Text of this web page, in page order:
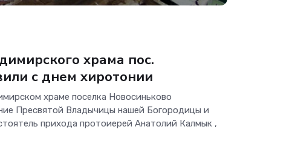
храма пос.
с днем хиротонии
храме поселка Новосиньково
Пресвятой Владычицы нашей Богородицы и
прихода протоиерей Анатолий Калмык ,